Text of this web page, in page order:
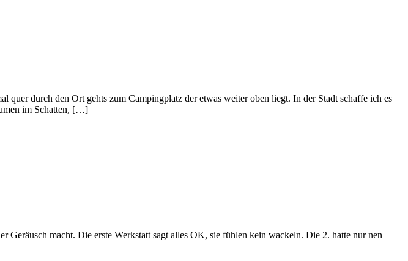
durch den Ort gehts zum Campingplatz der etwas weiter oben liegt. In der Stadt schaffe ich es
im Schatten, […]
macht. Die erste Werkstatt sagt alles OK, sie fühlen kein wackeln. Die 2. hatte nur nen